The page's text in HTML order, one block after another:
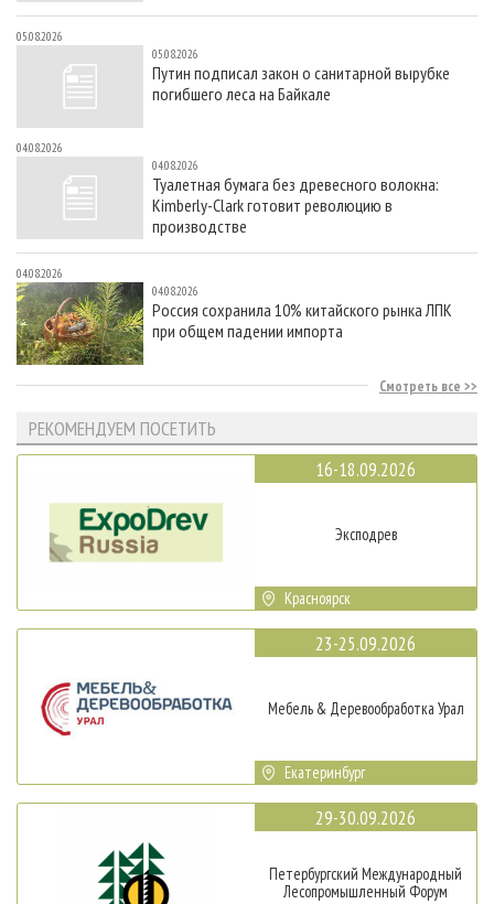
05.08.2026
05.08.2026
Путин подписал закон о санитарной вырубке
погибшего леса на Байкале
04.08.2026
04.08.2026
Туалетная бумага без древесного волокна:
Kimberly-Clark готовит революцию в
производстве
04.08.2026
04.08.2026
Россия сохранила 10% китайского рынка ЛПК
при общем падении импорта
Смотреть все
РЕКОМЕНДУЕМ ПОСЕТИТЬ
16-18.09.2026
Эксподрев
Красноярск
23-25.09.2026
Мебель & Деревообработка Урал
Екатеринбург
29-30.09.2026
Петербургский Международный
Лесопромышленный Форум